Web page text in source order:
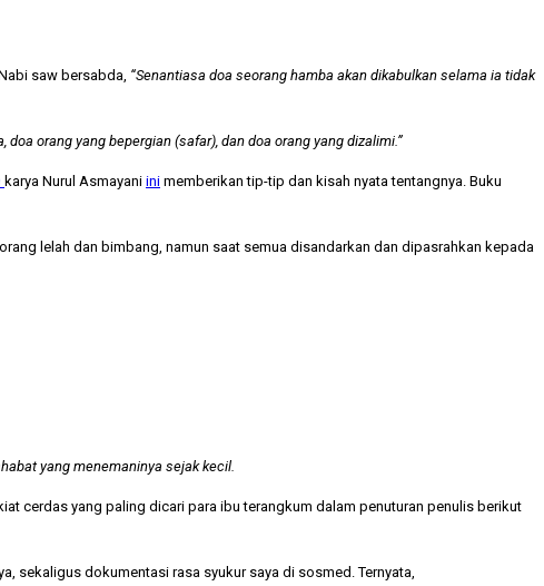
saw bersabda, “Senantiasa doa seorang hamba akan dikabulkan selama ia tidak
orang yang bepergian (safar), dan doa orang yang dizalimi.”
karya Nurul Asmayani ini memberikan tip-tip dan kisah nyata tentangnya. Buku
lelah dan bimbang, namun saat semua disandarkan dan dipasrahkan kepada
yang menemaninya sejak kecil.
cerdas yang paling dicari para ibu terangkum dalam penuturan penulis berikut
sekaligus dokumentasi rasa syukur saya di sosmed. Ternyata,